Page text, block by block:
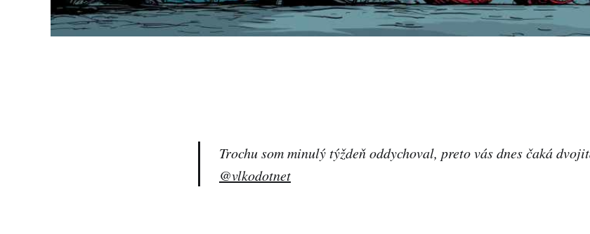
Trochu som minulý týždeň oddychoval, preto vás dnes čaká
@vlkodotnet